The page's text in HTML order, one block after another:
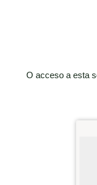
O acceso a esta